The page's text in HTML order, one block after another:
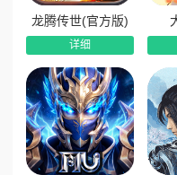
龙腾传世(官方版)
详细